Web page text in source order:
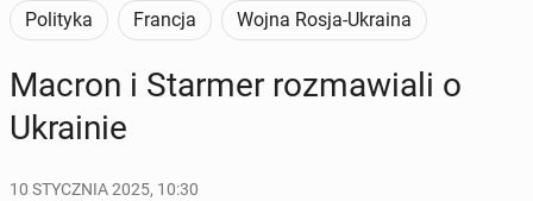
Polityka Francja Wojna Rosja-Ukraina
Macron i Starmer roz­ma­wia­li o
Ukra­inie
10 STYCZNIA 2025, 10:30